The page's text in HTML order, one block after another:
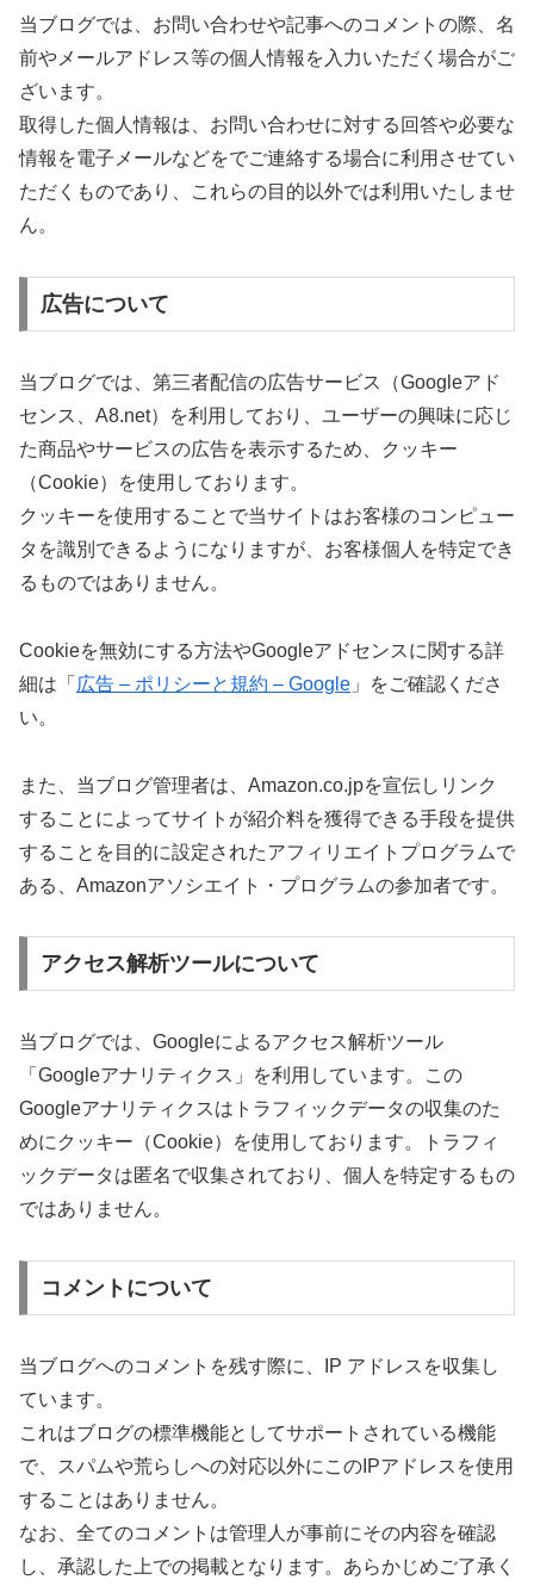
当ブログでは、お問い合わせや記事へのコメントの際、名
前やメールアドレス等の個人情報を入力いただく場合がご
ざいます。
取得した個人情報は、お問い合わせに対する回答や必要な
情報を電子メールなどをでご連絡する場合に利用させてい
ただくものであり、これらの目的以外では利用いたしませ
ん。
広告について
当ブログでは、第三者配信の広告サービス（Googleアド
センス、A8.net）を利用しており、ユーザーの興味に応じ
た商品やサービスの広告を表示するため、クッキー
（Cookie）を使用しております。
クッキーを使用することで当サイトはお客様のコンピュー
タを識別できるようになりますが、お客様個人を特定でき
るものではありません。
Cookieを無効にする方法やGoogleアドセンスに関する詳
細は「 広告 – ポリシーと規約 – Google 」をご確認くださ
い。
また、当ブログ管理者は、Amazon.co.jpを宣伝しリンク
することによってサイトが紹介料を獲得できる手段を提供
することを目的に設定されたアフィリエイトプログラムで
ある、Amazonアソシエイト・プログラムの参加者です。
アクセス解析ツールについて
当ブログでは、Googleによるアクセス解析ツール
「Googleアナリティクス」を利用しています。この
Googleアナリティクスはトラフィックデータの収集のた
めにクッキー（Cookie）を使用しております。トラフィ
ックデータは匿名で収集されており、個人を特定するもの
ではありません。
コメントについて
当ブログへのコメントを残す際に、IP アドレスを収集し
ています。
これはブログの標準機能としてサポートされている機能
で、スパムや荒らしへの対応以外にこのIPアドレスを使用
することはありません。
なお、全てのコメントは管理人が事前にその内容を確認
し、承認した上での掲載となります。あらかじめご了承く